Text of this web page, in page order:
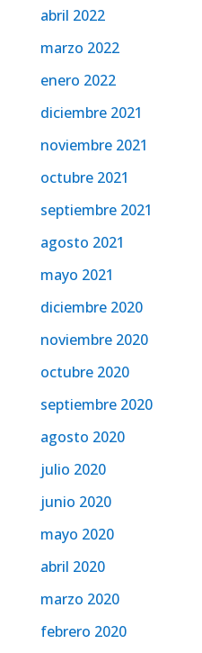
abril 2022
marzo 2022
enero 2022
diciembre 2021
noviembre 2021
octubre 2021
septiembre 2021
agosto 2021
mayo 2021
diciembre 2020
noviembre 2020
octubre 2020
septiembre 2020
agosto 2020
julio 2020
junio 2020
mayo 2020
abril 2020
marzo 2020
febrero 2020